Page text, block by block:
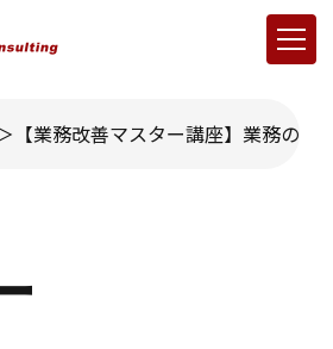
【業務改善マスター講座】業務の